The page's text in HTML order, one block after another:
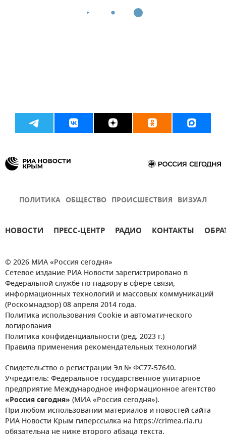
ПОЛИТИКА ОБЩЕСТВО ПРОИСШЕСТВИЯ ВИЗУАЛ
НОВОСТИ ПРЕСС-ЦЕНТР РАДИО КОНТАКТЫ
© 2026 МИА «Россия сегодня»
Сетевое издание РИА Новости зарегистрировано в
Федеральной службе по надзору в сфере связи,
информационных технологий и массовых коммуникаций
(Роскомнадзор) 08 апреля 2014 года.
Политика использования Cookie и автоматического
логирования
Политика конфиденциальности (ред. 2023 г.)
Правила применения рекомендательных технологий
Свидетельство о регистрации Эл № ФС77-57640.
Учредитель: Федеральное государственное унитарное
предприятие Международное информационное агентство
«Россия сегодня» (МИА «Россия сегодня»).
При любом использовании материалов и новостей сайта
РИА Новости Крым гиперссылка на https://crimea.ria.ru
обязательна не ниже второго абзаца текста.